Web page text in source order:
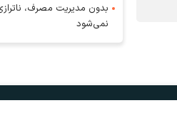
بدون مدیریت مصرف،
نمی‌شود